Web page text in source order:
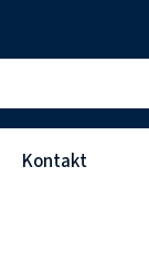
Kontakt